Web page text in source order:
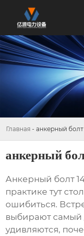
Главная - анкерный болт
анкерный
Анкерный болт
практике тут
ошибиться.
выбирают самый
удивляются,